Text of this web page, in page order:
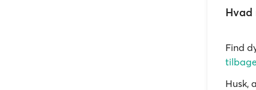
Find
Husk,